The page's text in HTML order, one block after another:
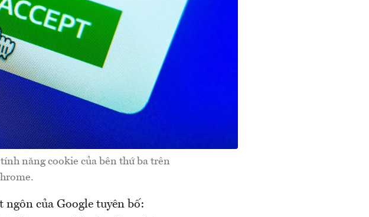
năng cookie của bên thứ ba trên
ngôn của Google tuyên bố: